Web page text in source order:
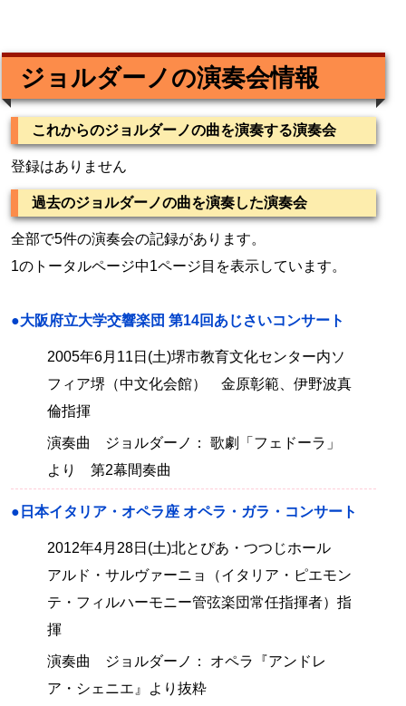
ジョルダーノの演奏会情報
これからのジョルダーノの曲を演奏する演奏会
登録はありません
過去のジョルダーノの曲を演奏した演奏会
全部で5件の演奏会の記録があります。
1のトータルページ中1ページ目を表示しています。
●大阪府立大学交響楽団 第14回あじさいコンサート
2005年6月11日(土)堺市教育文化センター内ソ
フィア堺（中文化会館） 金原彰範、伊野波真
倫指揮
演奏曲 ジョルダーノ： 歌劇「フェドーラ」
より 第2幕間奏曲
●日本イタリア・オペラ座 オペラ・ガラ・コンサート
2012年4月28日(土)北とぴあ・つつじホール
アルド・サルヴァーニョ（イタリア・ピエモン
テ・フィルハーモニー管弦楽団常任指揮者）指
揮
演奏曲 ジョルダーノ： オペラ『アンドレ
ア・シェニエ』より抜粋